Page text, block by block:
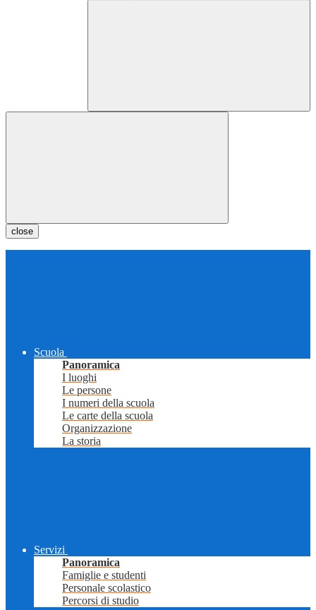
close
Scuola
Panoramica
I luoghi
Le persone
I numeri della scuola
Le carte della scuola
Organizzazione
La storia
Servizi
Panoramica
Famiglie e studenti
Personale scolastico
Percorsi di studio